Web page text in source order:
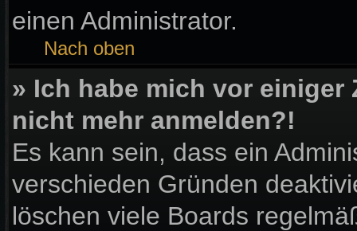
einen Administrator.
Nach oben
» Ich habe mich vor
nicht mehr anmelden?!
Es kann sein, dass ein
verschieden Gründen
löschen viele Boards